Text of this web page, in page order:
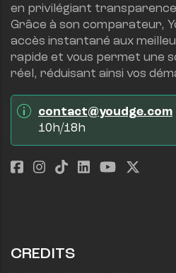
en privilégiant
Grâce à son comparateur,
accès instantané aux
rapide et vous permet une
réel, réduisant ainsi vos
contact@youdge.com
10h/18h
CREDITS